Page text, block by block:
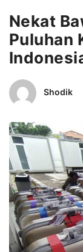
Nekat
Puluhan
Shodik